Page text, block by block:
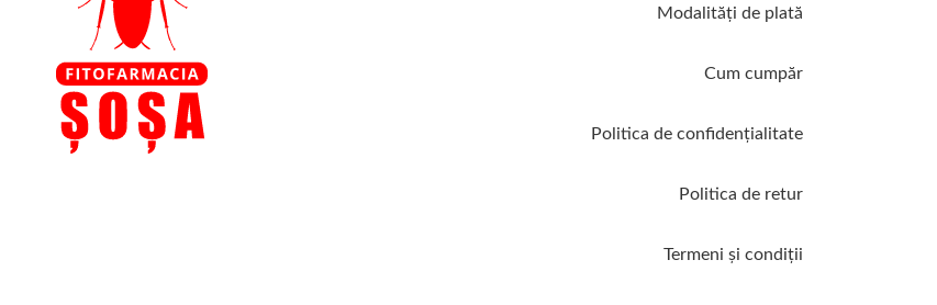
Modalităţi de plată
Cum cumpăr
Politica de confidenţialitate
Politica de retur
Termeni şi condiţii